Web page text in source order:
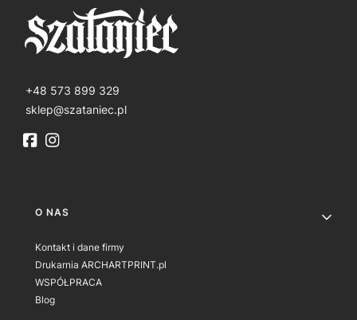
+48 573 899 329
sklep@szataniec.pl
Linki w stopce
O NAS
Kontakt i dane firmy
Drukarnia ARCHARTPRINT.pl
WSPÓŁPRACA
Blog